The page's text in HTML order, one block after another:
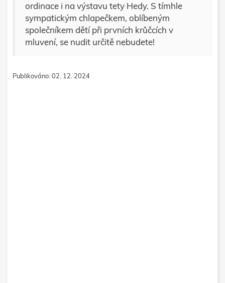
ordinace i na výstavu tety Hedy. S tímhle
sympatickým chlapečkem, oblíbeným
společníkem dětí při prvních krůčcích v
mluvení, se nudit určitě nebudete!
Publikováno: 02. 12. 2024